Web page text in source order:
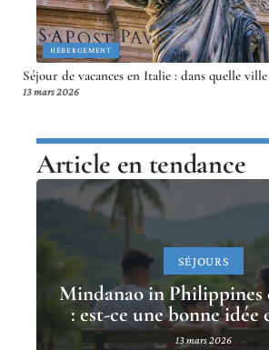
HÉBERGEMENT
Séjour de vacances en Italie : dans quelle
13 mars 2026
Article en tendance
SÉJOURS
Mindanao in Philippines
: est-ce une bonne idée
13 mars 2026